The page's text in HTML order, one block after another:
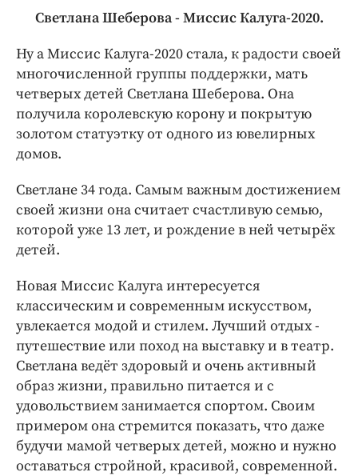
Светлана Шеберова - Миссис Калуга-2020.
Ну а Миссис Калуга-2020 стала, к радости своей
многочисленной группы поддержки, мать
четверых детей Светлана Шеберова. Она
получила королевскую корону и покрытую
золотом статуэтку от одного из ювелирных
домов.
Светлане 34 года. Самым важным достижением
своей жизни она считает счастливую семью,
которой уже 13 лет, и рождение в ней четырёх
детей.
Новая Миссис Калуга интересуется
классическим и современным искусством,
увлекается модой и стилем. Лучший отдых -
путешествие или поход на выставку и в театр.
Светлана ведёт здоровый и очень активный
образ жизни, правильно питается и с
удовольствием занимается спортом. Своим
примером она стремится показать, что даже
будучи мамой четверых детей, можно и нужно
оставаться стройной, красивой, современной.